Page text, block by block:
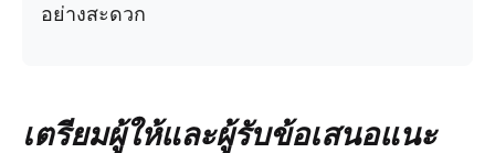
อย่างสะดวก
เตรียมผู้ให้และผู้รับข้อเสนอแนะ